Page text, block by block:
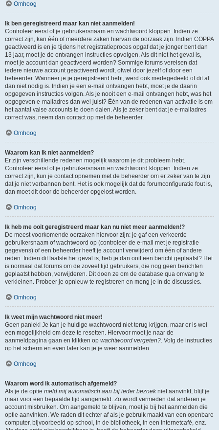
Omhoog
Ik ben geregistreerd maar kan niet aanmelden!
Controleer eerst of je gebruikersnaam en wachtwoord kloppen. Indien ze
correct zijn, kan één of meerdere zaken hiervan de oorzaak zijn. Indien COPPA
geactiveerd is en je tijdens het registratieproces opgaf dat je jonger bent dan
13 jaar, moet je de ontvangen instructies opvolgen. Als dit niet het geval is,
moet je account dan geactiveerd worden? Sommige forums vereisen dat
iedere nieuwe account geactiveerd wordt, ofwel door jezelf of door een
beheerder. Wanneer je je geregistreerd hebt, werd ook medegedeeld of dit al
dan niet nodig is. Indien je een e-mail ontvangen hebt, moet je de daarin
opgegeven instructies volgen. Als je nooit een e-mail ontvangen hebt, was het
opgegeven e-mailadres dan wel juist? Één van de redenen van activatie is om
het aantal valse accounts te doen dalen. Als je zeker bent dat je e-mailadres
correct was, neem dan contact op met de beheerder.
Omhoog
Waarom kan ik niet aanmelden?
Er zijn verschillende redenen mogelijk waarom je dit probleem hebt.
Controleer eerst of je gebruikersnaam en wachtwoord kloppen. Indien ze
correct zijn, kun je contact opnemen met de beheerder om er zeker van te zijn
dat je niet verbannen bent. Het is ook mogelijk dat de forumconfiguratie fout is,
dan moet dit door de beheerder opgelost worden.
Omhoog
Ik heb me ooit geregistreerd maar kan nu niet meer aanmelden!?
De meest voorkomende oorzaken hiervoor zijn: je gaf een verkeerde
gebruikersnaam of wachtwoord op (controleer de e-mail met je registratie
gegevens) of een beheerder heeft je account verwijderd om één of andere
reden. Indien dit laatste het geval is, heb je dan ooit een bericht geplaatst? Het
is normaal dat forums om de zoveel tijd gebruikers, die nog geen berichten
geplaatst hebben, verwijderen. Dit doen ze om de database qua omvang te
verkleinen. Probeer je opnieuw te registreren en meng je in de discussies.
Omhoog
Ik weet mijn wachtwoord niet meer!
Geen paniek! Je kan je huidige wachtwoord niet terug krijgen, maar er is wel
een mogelijkheid om deze te resetten. Hiervoor moet je naar de
aanmeldpagina gaan en klikken op wachtwoord vergeten?. Volg de instructies
op het scherm en even later kan je je weer aanmelden.
Omhoog
Waarom word ik automatisch afgemeld?
Als je de optie meld mij automatisch aan bij ieder bezoekniet aanvinkt, blijf je
maar voor een bepaalde tijd aangemeld. Zo wordt vermeden dat anderen je
account misbruiken. Om aangemeld te blijven, moet je bij het aanmelden die
optie aanvinken. We raden dit echter af als je gebruik maakt van een openbare
computer, bijvoorbeeld op school, in de bibliotheek, in een internetcafé, enz.